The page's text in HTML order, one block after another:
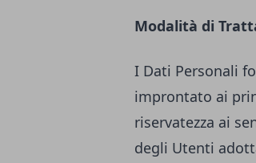
Modalità di
I Dati Personali
improntato ai
riservatezza ai
degli Utenti